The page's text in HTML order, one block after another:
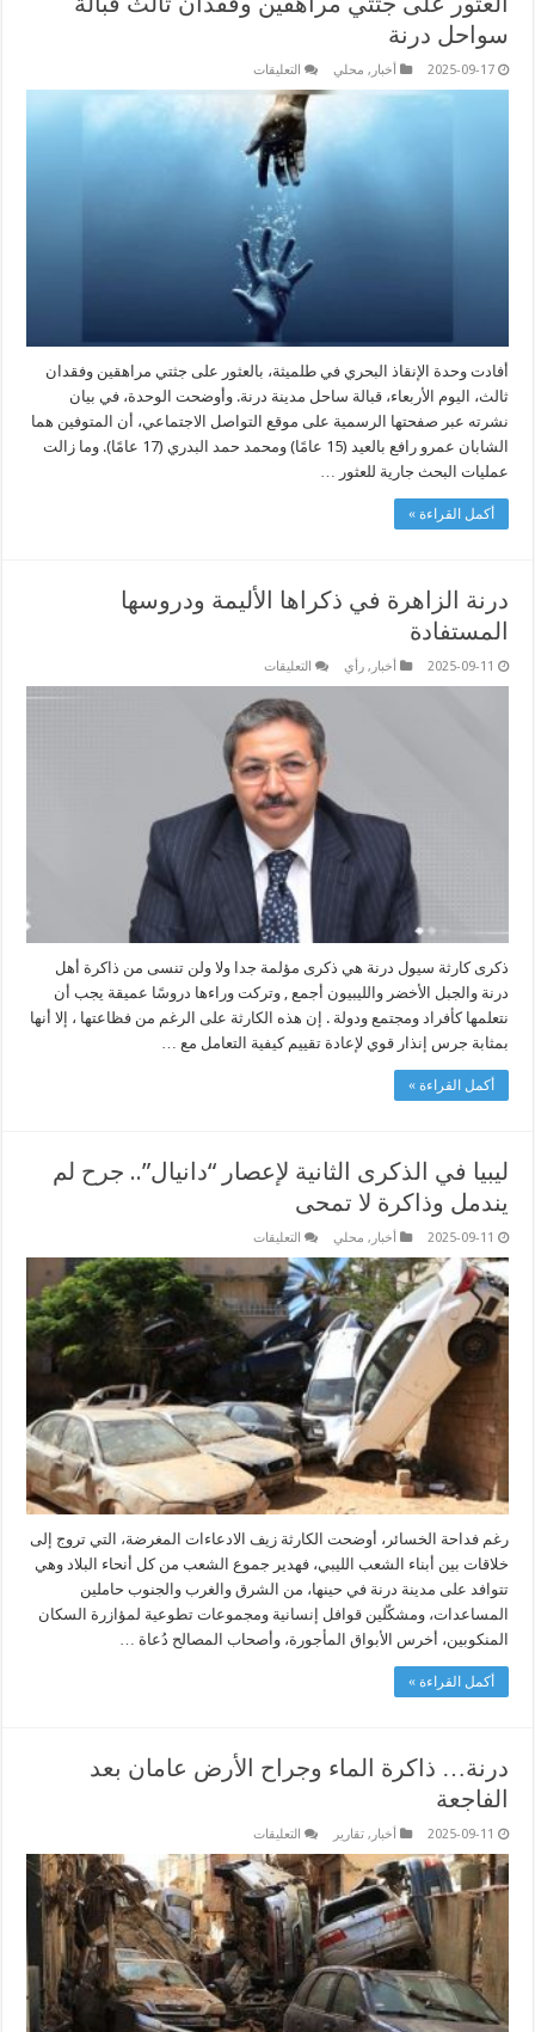
سواحل درنة
2025-09-17 أخبار , محلي التعليقات
جثتي
وفقدان
ثالث
درنة
مغلقة
أفادت وحدة الإنقاذ البحري في طلميثة، بالعثور على جثتي مراهقين وفقدان
ثالث، اليوم الأربعاء، قبالة ساحل مدينة درنة. وأوضحت الوحدة، في بيان
نشرته عبر صفحتها الرسمية على موقع التواصل الاجتماعي، أن المتوفين هما
الشابان عمرو رافع بالعيد (15 عامًا) ومحمد حمد البدري (17 عامًا). وما زالت
عمليات البحث جارية للعثور …
أكمل القراءة »
درنة الزاهرة في ذكراها الأليمة ودروسها
المستفادة
2025-09-11 أخبار ,رأي التعليقات
الزاهرة
في
ذكراها
الأليمة
ودروسها
المستفادة
مغلقة
ذكرى كارثة سيول درنة هي ذكرى مؤلمة جدا ولا ولن تنسى من ذاكرة أهل
درنة والجبل الأخضر والليبيون أجمع , وتركت وراءها دروسًا عميقة يجب أن
نتعلمها كأفراد ومجتمع ودولة . إن هذه الكارثة على الرغم من فظاعتها ، إلا أنها
بمثابة جرس إنذار قوي لإعادة تقييم كيفية التعامل مع …
أكمل القراءة »
ليبيا في الذكرى الثانية لإعصار “دانيال”.. جرح لم
يندمل وذاكرة لا تمحى
2025-09-11 أخبار , محلي التعليقات
الذكرى
الثانية
لإعصار
“دانيال”..
جرح
لم
يندمل
وذاكرة
لا
تمحى
مغلقة
رغم فداحة الخسائر، أوضحت الكارثة زيف الادعاءات المغرضة، التي تروج إلى
خلاقات بين أبناء الشعب الليبي، فهدير جموع الشعب من كل أنحاء البلاد وهي
تتوافد على مدينة درنة في حينها، من الشرق والغرب والجنوب حاملين
المساعدات، ومشكّلين قوافل إنسانية ومجموعات تطوعية لمؤازرة السكان
المنكوبين، أخرس الأبواق المأجورة، وأصحاب المصالح دُعاة …
أكمل القراءة »
درنة… ذاكرة الماء وجراح الأرض عامان بعد
الفاجعة
2025-09-11 أخبار ,تقارير التعليقات
ذاكرة
الماء
وجراح
الأرض
عامان
بعد
الفاجعة
مغلقة